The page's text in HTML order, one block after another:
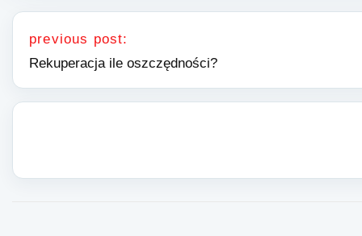
Nawigacja wpisu
previous post:
Rekuperacja ile oszczędności?